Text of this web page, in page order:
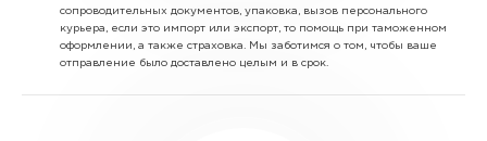
сопроводительных документов, упаковка, вызов персонального
курьера, если это импорт или экспорт, то помощь при таможенном
оформлении, а также страховка. Мы заботимся о том, чтобы ваше
отправление было доставлено целым и в срок.